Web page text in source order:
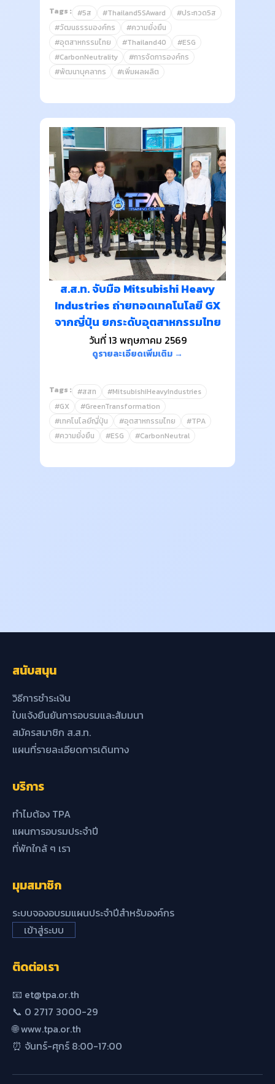
Tags : #5ส #Thailand5SAward
#ประกวด5ส
#วัฒนธรรมองค์กร
#ความยั่งยืน
#อุตสาหกรรมไทย
#Thailand40
#ESG
#CarbonNeutrality
#การจัดการองค์กร
#พัฒนาบุคลากร
#เพิ่มผลผลิต
ส.ส.ท. จับมือ Mitsubishi Heavy
Industries ถ่ายทอดเทคโนโลยี GX
จากญี่ปุ่น ยกระดับอุตสาหกรรมไทย
วันที่ 13 พฤษภาคม 2569
ดูรายละเอียดเพิ่มเติม →
Tags : #สสท
#MitsubishiHeavyIndustries
#GX
#GreenTransformation
#เทคโนโลยีญี่ปุ่น
#อุตสาหกรรมไทย
#TPA
#ความยั่งยืน
#ESG #CarbonNeutral
สนับสนุน
วิธีการชำระเงิน
ใบแจ้งยืนยันการอบรมและสัมมนา
สมัครสมาชิก ส.ส.ท.
แผนที่รายละเอียดการเดินทาง
บริการ
ทำไมต้อง TPA
แผนการอบรมประจำปี
ที่พักใกล้ ๆ เรา
มุมสมาชิก
ระบบจองอบรมแผนประจำปีสำหรับองค์กร
เข้าสู่ระบบ
ติดต่อเรา
📧 et@tpa.or.th
📞 0 2717 3000-29
🌐 www.tpa.or.th
⏰ จันทร์-ศุกร์ 8:00-17:00